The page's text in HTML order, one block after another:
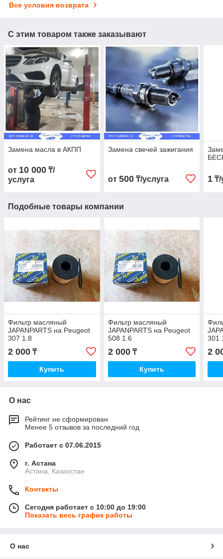
Все условия возврата
С этим товаром также заказывают
Замена масла в АКПП
от 10 000 ₸/
услуга
Замена свечей зажигания
от 500₸/услуга 1 ₸/
Подобные товары компании
Фильтр масляный
JAPANPARTS на Peugeot
307 1.8
2 000 ₸
Купить
Фильтр масляный
JAPANPARTS на Peugeot
508 1.6
2 000₸
Купить
301
2
О нас
Рейтинг не сформирован
Менее 5 отзывов за последний год
Работает с 07.06.2015
г. Астана
Астана, Казахстан
Контакты
Сегодня работает с 10:00 до 19:00
Показать весь график работы
О нас